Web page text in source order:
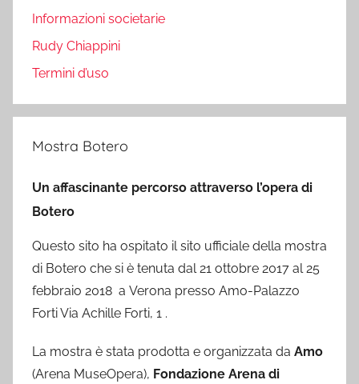
Informazioni societarie
Rudy Chiappini
Termini d’uso
Mostra Botero
Un affascinante percorso attraverso l’opera di
Botero
Questo sito ha ospitato il sito ufficiale della mostra
di Botero che si è tenuta dal 21 ottobre 2017 al 25
febbraio 2018 a Verona presso Amo-Palazzo
Forti Via Achille Forti, 1 .
La mostra è stata prodotta e organizzata da Amo
(Arena MuseOpera), Fondazione Arena di